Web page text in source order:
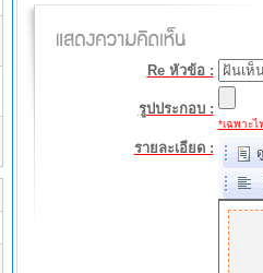
Re หัวข้อ :
รูปประกอบ :
*เฉพาะ
รายละเอียด :